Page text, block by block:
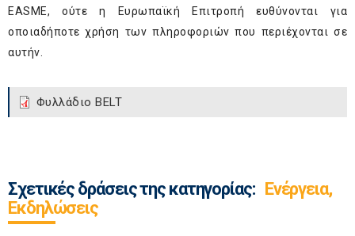
EASME, ούτε η Ευρωπαϊκή Επιτροπή ευθύνονται για
οποιαδήποτε χρήση των πληροφοριών που περιέχονται σε
αυτήν.
Φυλλάδιο BELT
Σχετικές δράσεις της κατηγορίας: Ενέργεια,
Εκδηλώσεις